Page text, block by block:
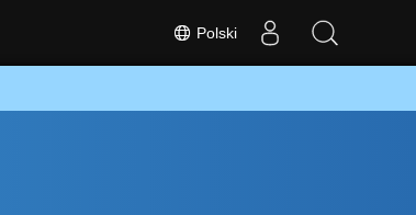
Polski